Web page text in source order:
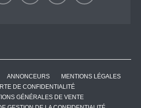
ANNONCEURS
MENTIONS LÉGALES
DE CONFIDENTIALITÉ
GÉNÉRALES DE VENTE